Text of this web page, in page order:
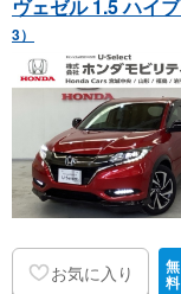
ヴェゼル 1.5 ハイ
3）
お気に入り 無
料